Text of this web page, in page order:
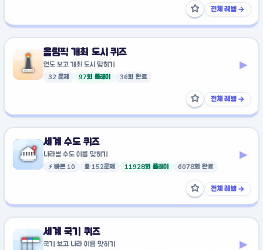
☆즐겨찾기에 추가
전체 레벨 →
올림픽 개최 도시 퀴즈
연도 보고 개최 도시 맞히기
32 문제 97회 플레이 36회 완료
▸
☆즐겨찾기에 추가
전체 레벨 →
세계 수도 퀴즈
나라별 수도 이름 맞히기
⚡ 빠른 10 총 152문제 11928회 플레이 6078회 완료
▸
☆즐겨찾기에 추가
전체 레벨 →
세계 국기 퀴즈
국기 보고 나라 이름 맞히기 ▸